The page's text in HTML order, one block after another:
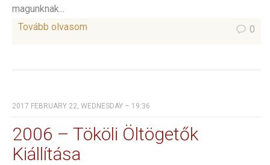
magunknak...
Tovább olvasom
0
2017 FEBRUARY 22, WEDNESDAY – 19:36
2006 – Tököli Öltögetők
Kiállítása